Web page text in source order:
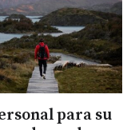
para su